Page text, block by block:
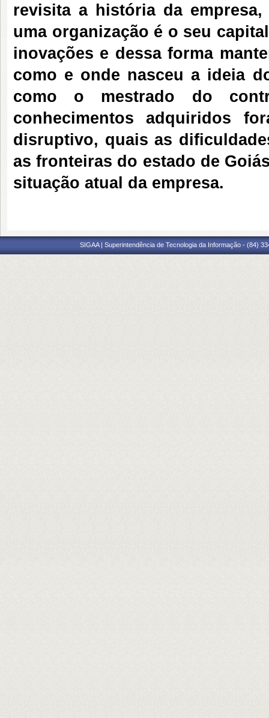
revisita a história da
uma organização é o seu
inovações e dessa forma
como e onde nasceu a ideia
como o mestrado do
conhecimentos adquiridos
disruptivo, quais as
as fronteiras do estado de
situação atual da empresa.
SIGAA | Superintendência de Tecnologia da Informação - (84)